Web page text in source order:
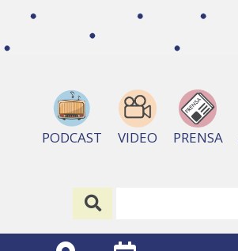
PODCAST VIDEO PRENSA